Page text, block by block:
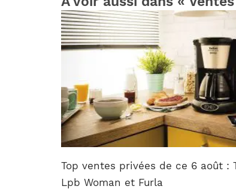
Top ventes privées de ce 6 août :
Lpb Woman et Furla